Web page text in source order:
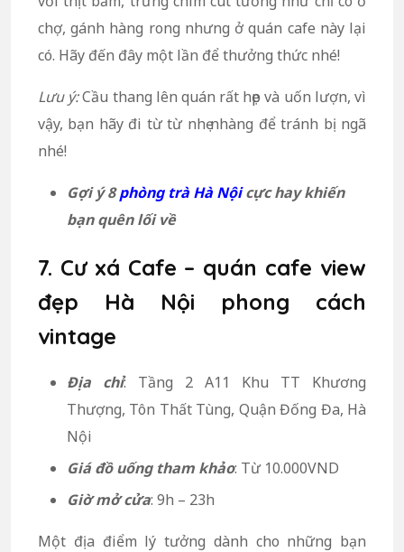
chợ, gánh hàng rong nhưng ở quán cafe này lại
có. Hãy đến đây một lần để thưởng thức nhé!
Lưu ý:Cầu thang lên quán rất hẹp và uốn lượn, vì
vậy, bạn hãy đi từ từ nhẹ nhàng để tránh bị ngã
nhé!
Gợi ý 8phòng trà Hà Nộicực hay khiến
bạn quên lối về
7. Cư xá Cafe – quán cafe view
đẹp Hà Nội phong cách
vintage
Địa chỉ: Tầng 2 A11 Khu TT Khương
Thượng, Tôn Thất Tùng, Quận Đống Đa, Hà
Nội
Giá đồ uống tham khảo: Từ 10.000VND
Giờ mở cửa: 9h – 23h
Một địa điểm lý tưởng dành cho những bạn